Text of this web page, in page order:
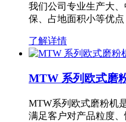
我们公司专业生产大
保、占地面积小等优
了解详情
MTW 系列欧式磨
MTW系列欧式磨粉机
满足客户对产品粒度